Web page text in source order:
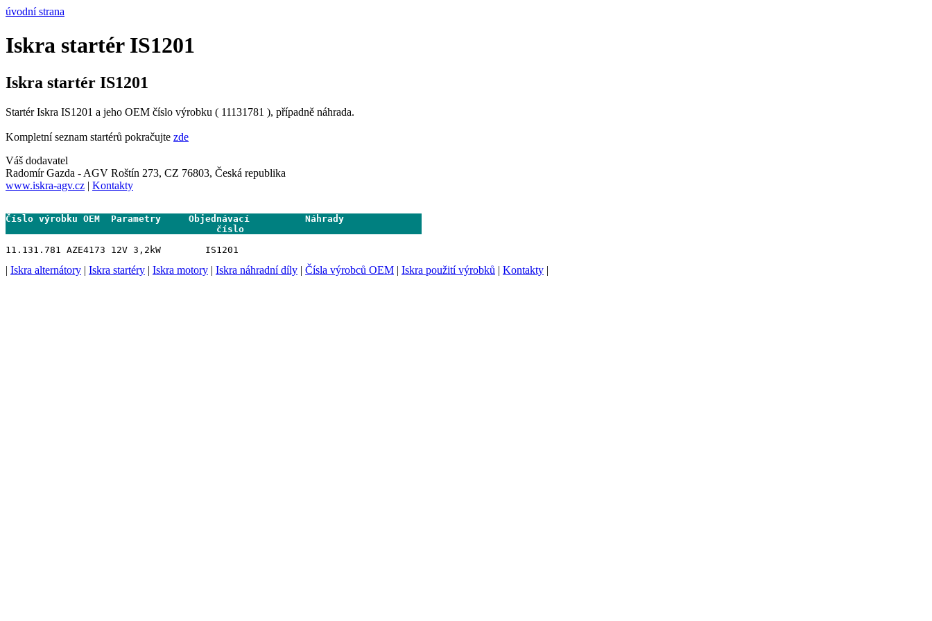
úvodní strana
Iskra startér IS1201
Iskra startér IS1201
Startér Iskra IS1201 a jeho OEM číslo výrobku ( 11131781 ), případně náhrada.
Kompletní seznam startérů pokračujte zde
Váš dodavatel
Radomír Gazda - AGV Roštín 273, CZ 76803, Česká republika
www.iskra-agv.cz | Kontakty
Číslo výrobku OEM  Parametry     Objednávací          Náhrady
                                      číslo
| Iskra alternátory | Iskra startéry | Iskra motory | Iskra náhradní díly | Čísla výrobců OEM | Iskra použití výrobků | Kontakty |